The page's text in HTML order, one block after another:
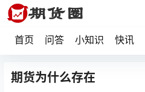
首页 问答 小知识 快讯
期货为什么存在